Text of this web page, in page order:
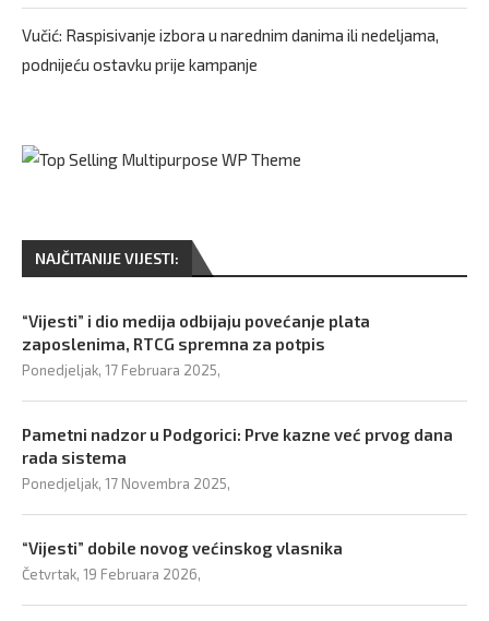
Vučić: Raspisivanje izbora u narednim danima ili nedeljama,
podnijeću ostavku prije kampanje
NAJČITANIJE VIJESTI:
“Vijesti” i dio medija odbijaju povećanje plata
zaposlenima, RTCG spremna za potpis
Ponedjeljak, 17 Februara 2025,
Pametni nadzor u Podgorici: Prve kazne već prvog dana
rada sistema
Ponedjeljak, 17 Novembra 2025,
“Vijesti” dobile novog većinskog vlasnika
Četvrtak, 19 Februara 2026,